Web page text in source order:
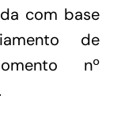
com base
de
nº